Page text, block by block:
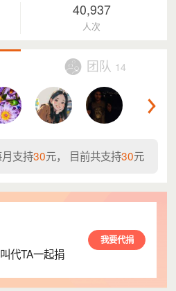
40,937
人次
团队 14
支持30元， 目前共支持30元
代TA一起捐
我要代捐